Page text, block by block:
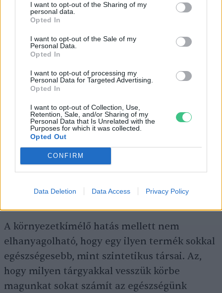
I want to opt-out of the Sharing of my
personal data.
Opted In
I want to opt-out of the Sale of my
Personal Data.
Opted In
I want to opt-out of processing my
Personal Data for Targeted Advertising.
Opted In
I want to opt-out of Collection, Use,
Retention, Sale, and/or Sharing of my
Personal Data that Is Unrelated with the
Purposes for which it was collected.
Opted Out
CONFIRM
Data Deletion Data Access Privacy Policy
azonban már találkozhatunk ilyen
technológia, az előállítási költség is
csökkenhet.
Egy anyag, ami valóban jó lehet a bolygónak
A környezetkímélő hatás mellett nem
elhanyagolható, hogy egy ilyen termék sokkal
egészségesebb, mint szintetikus társai. Az,
hogy milyen tárgyakkal vesszük körbe
magunkat sokat számít az egészségünk